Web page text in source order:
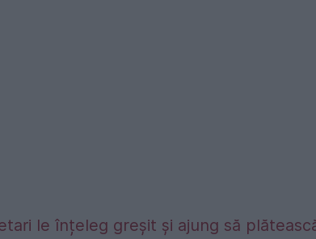
le înțeleg greșit și ajung să